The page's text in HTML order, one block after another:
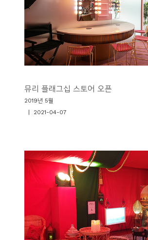
뮤리 플래그십 스토어 오픈
2019년 5월
| 2021-04-07